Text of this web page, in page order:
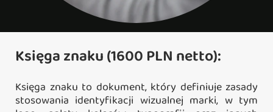
Księga znaku (1600 PLN netto):
Księga znaku to dokument, który definiuje zasady
stosowania identyfikacji wizualnej marki, w tym